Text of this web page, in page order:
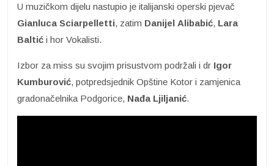
U muzičkom dijelu nastupio je italijanski operski pjevač
Gianluca Sciarpelletti, zatim Danijel Alibabić, Lara
Baltić i hor Vokalisti.
Izbor za miss su svojim prisustvom podržali i dr Igor
Kumburović, potpredsjednik Opštine Kotor i zamjenica
gradonačelnika Podgorice, Nađa Ljiljanić.